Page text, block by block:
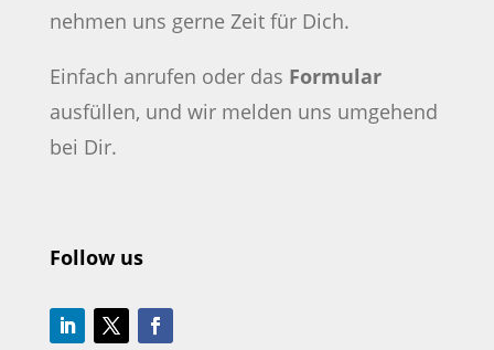
nehmen uns gerne Zeit für Dich.
Einfach anrufen oder das Formular
ausfüllen, und wir melden uns umgehend
bei Dir.
Follow us